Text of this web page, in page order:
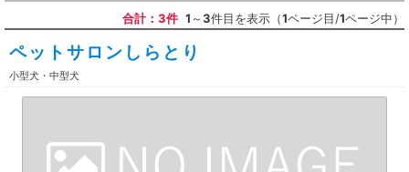
合計：3件 1～3件目を表示（1ページ目/1ページ中）
ペットサロンしらとり
小型犬・中型犬